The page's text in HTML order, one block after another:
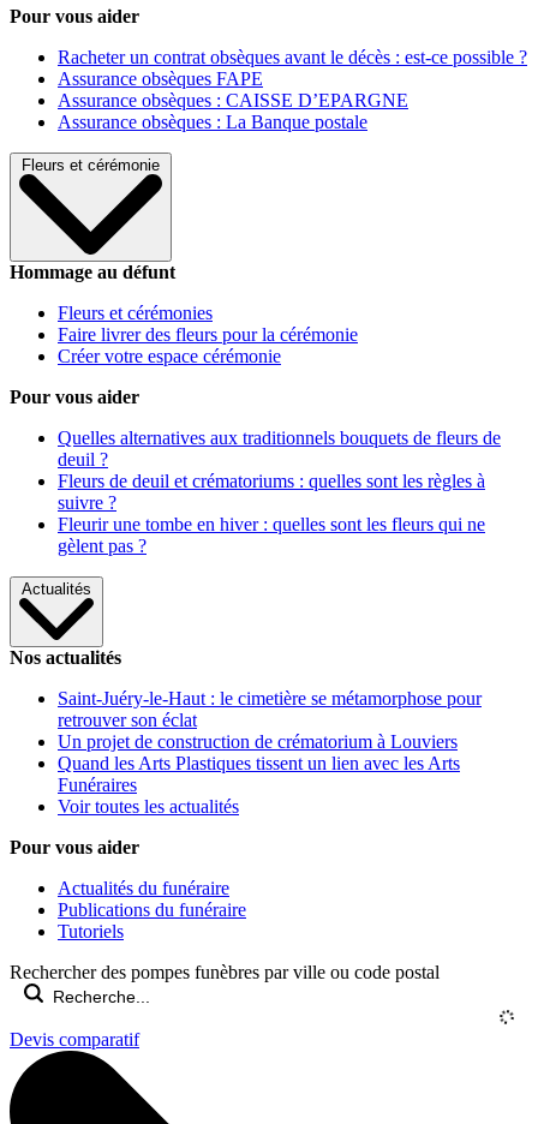
Pour vous aider
Racheter un contrat obsèques avant le décès : est-ce possible ?
Assurance obsèques FAPE
Assurance obsèques : CAISSE D’EPARGNE
Assurance obsèques : La Banque postale
Fleurs et cérémonie
Hommage au défunt
Fleurs et cérémonies
Faire livrer des fleurs pour la cérémonie
Créer votre espace cérémonie
Pour vous aider
Quelles alternatives aux traditionnels bouquets de fleurs de
deuil ?
Fleurs de deuil et crématoriums : quelles sont les règles à
suivre ?
Fleurir une tombe en hiver : quelles sont les fleurs qui ne
gèlent pas ?
Actualités
Nos actualités
Saint-Juéry-le-Haut : le cimetière se métamorphose pour
retrouver son éclat
Un projet de construction de crématorium à Louviers
Quand les Arts Plastiques tissent un lien avec les Arts
Funéraires
Voir toutes les actualités
Pour vous aider
Actualités du funéraire
Publications du funéraire
Tutoriels
Rechercher des pompes funèbres par ville ou code postal
Devis comparatif